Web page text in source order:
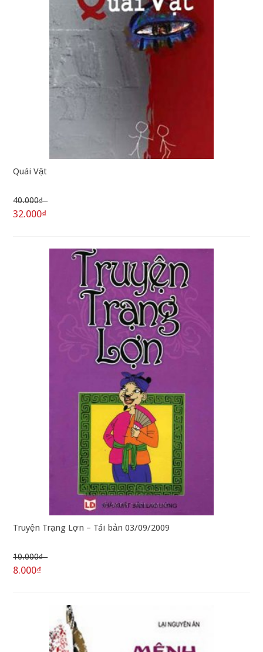
Quái Vật
40.000₫
32.000₫
Truyện Trạng Lợn – Tái bản 03/09/2009
10.000₫
8.000₫